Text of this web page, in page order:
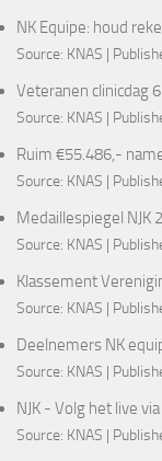
NK Equipe: houd
Source: KNAS
Veteranen clinicdag
Source: KNAS
Ruim €55.486,-
Source: KNAS
Medaillespiegel NJK
Source: KNAS
Klassement
Source: KNAS
Deelnemers NK
Source: KNAS
NJK - Volg het live
Source: KNAS